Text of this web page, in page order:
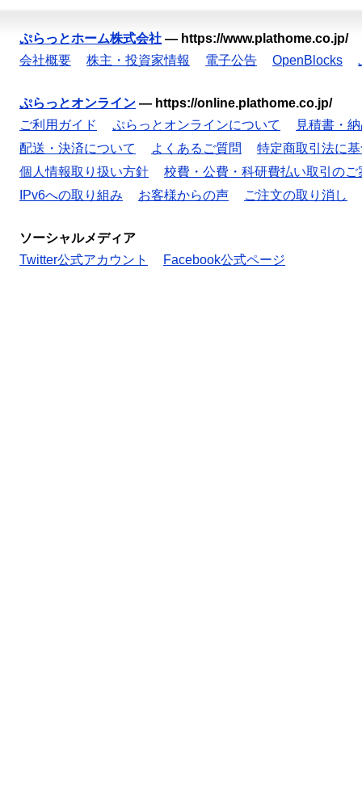
ぷらっとホーム株式会社 — https://www.plathome.co.jp/
会社概要
株主・投資家情報 電子公告 OpenBlocks
ぷらっとオンライン — https://online.plathome.co.jp/
ご利用ガイド
ぷらっとオンラインについて
見積書・
配送・決済について
よくあるご質問
特定商取引法に
個人情報取り扱い方針
校費・公費・科研費払い取引のご
IPv6への取り組み
お客様からの声 ご注文の取り消し
ソーシャルメディア
Twitter公式アカウント
Facebook公式ページ